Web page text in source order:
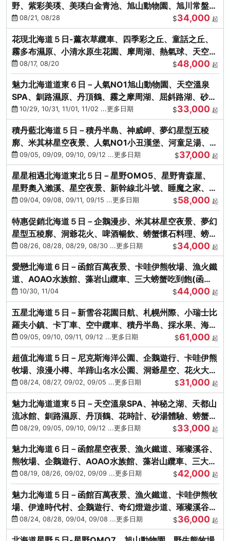
野、紫彩美瑛、美瑛白金青池、旭山動物園、旭川常盤旋
轉塔08/21, 08/28 $34,000 起
花現北海道５日-薰衣草纜車、四季彩之丘、童話之丘、
霧多布濕原、小清水原生花園、摩周湖、熱氣球、天空溫
泉SPA、螃蟹吃到飽
08/17, 08/20 $48,000 起
魅力北海道道東６日－人氣NO1旭山動物園、天空溫泉
SPA、釧路濕原、丹頂鶴、霧之摩周湖、屈斜路湖、砂湯
體驗10/29, 10/31, 11/01, 11/02 ...更多日期 $33,000 起
積丹藍北海道５日－積丹半島、神威岬、夢幻星型五稜
廓、米其林星空夜景、人氣NO1小丑漢堡、河童足湯、奇
幻燈遊步道、璀璨溪谷
09/05, 09/09, 09/10, 09/12 ...更多日期 $37,000 起
星星相遇北海道東北５日－星野OMO5、星野青森屋、
星野奧入瀨溪、星空夜景、新幹線北斗號、睡魔之家、十
和田湖(不進免稅店)
09/04, 09/08, 09/11, 09/15 ...更多日期 $58,000 起
特惠促銷北海道５日－企鵝漫步、米其林星空夜景、夢幻
星型五稜廓、洞爺花火、啤酒暢飲、螃蟹懷石料理、螃蟹
吃到飽
08/26, 08/28, 08/29, 08/30 ...更多日期 $34,000 起
愛戀北海道６日－函館百萬夜景、卡哇伊熊牧場、漁火鐵
道、AOAO水族館、藻岩山纜車、三大螃蟹吃到飽(函館/
千歲)
10/30, 11/04 $44,000 起
五星北海道５日－新雪谷花園日航、札幌州際、小瑞士比
羅夫小鎮、卡丁車、空中纜車、積丹半島、採水果、海鮮
和牛螃蟹放題
09/05, 09/10, 09/11, 09/12 ...更多日期 $61,000 起
超值北海道５日－尼克斯海洋公園、企鵝遊行、卡哇伊熊
牧場、浪漫小樽、羊蹄山名水公園、洞爺星空、花火大
會、螃蟹懷石料理
08/24, 08/27, 09/02, 09/05 ...更多日期 $31,000 起
魅力北海道道東５日－天空溫泉SPA、神秘之湖、天都山
流冰館、釧路濕原、丹頂鶴、花時計、砂湯體驗、螃蟹吃
到飽08/29, 09/05, 09/10, 09/12 ...更多日期 $33,000 起
魅力北海道６日－函館星空夜景、漁火鐵道、璀璨溪谷、
熊牧場、企鵝遊行、AOAO水族館、藻岩山纜車、三大螃
蟹吃到飽
08/19, 08/26, 09/02, 09/09 ...更多日期 $42,000 起
魅力北海道５日－函館百萬夜景、漁火鐵道、卡哇伊熊牧
場、伊達時代村、企鵝遊行、奇幻燈遊步道、璀璨溪谷、
人氣NO1小丑漢堡
08/24, 08/28, 09/04, 09/08 ...更多日期 $36,000 起